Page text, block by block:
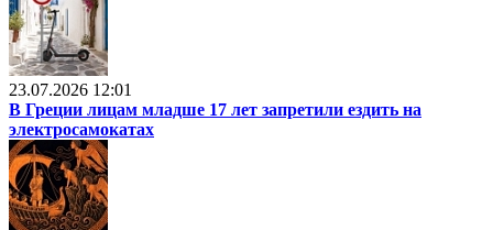
23.07.2026 12:01
В Греции лицам младше 17 лет запретили ездить на
электросамокатах